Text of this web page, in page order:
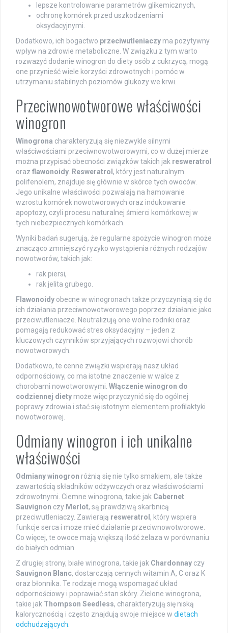
lepsze kontrolowanie parametrów glikemicznych,
ochronę komórek przed uszkodzeniami
oksydacyjnymi.
Dodatkowo, ich bogactwo przeciwutleniaczy ma pozytywny
wpływ na zdrowie metaboliczne. W związku z tym warto
rozważyć dodanie winogron do diety osób z cukrzycą; mogą
one przynieść wiele korzyści zdrowotnych i pomóc w
utrzymaniu stabilnych poziomów glukozy we krwi.
Przeciwnowotworowe właściwości
winogron
Winogrona charakteryzują się niezwykle silnymi
właściwościami przeciwnowotworowymi, co w dużej mierze
można przypisać obecności związków takich jak resweratrol
oraz flawonoidy. Resweratrol , który jest naturalnym
polifenolem, znajduje się głównie w skórce tych owoców.
Jego unikalne właściwości pozwalają na hamowanie
wzrostu komórek nowotworowych oraz indukowanie
apoptozy, czyli procesu naturalnej śmierci komórkowej w
tych niebezpiecznych komórkach.
Wyniki badań sugerują, że regularne spożycie winogron może
znacząco zmniejszyć ryzyko wystąpienia różnych rodzajów
nowotworów, takich jak:
rak piersi,
rak jelita grubego.
Flawonoidy obecne w winogronach także przyczyniają się do
ich działania przeciwnowotworowego poprzez działanie jako
przeciwutleniacze. Neutralizują one wolne rodniki oraz
pomagają redukować stres oksydacyjny – jeden z
kluczowych czynników sprzyjających rozwojowi chorób
nowotworowych.
Dodatkowo, te cenne związki wspierają nasz układ
odpornościowy, co ma istotne znaczenie w walce z
chorobami nowotworowymi. Włączenie winogron do
codziennej diety może więc przyczynić się do ogólnej
poprawy zdrowia i stać się istotnym elementem profilaktyki
nowotworowej.
Odmiany winogron i ich unikalne
właściwości
Odmiany winogron różnią się nie tylko smakiem, ale także
zawartością składników odżywczych oraz właściwościami
zdrowotnymi. Ciemne winogrona, takie jak Cabernet
Sauvignon czy Merlot, są prawdziwą skarbnicą
przeciwutleniaczy. Zawierają resweratrol , który wspiera
funkcje serca i może mieć działanie przeciwnowotworowe.
Co więcej, te owoce mają większą ilość żelaza w porównaniu
do białych odmian.
Z drugiej strony, białe winogrona, takie jak Chardonnay czy
Sauvignon Blanc, dostarczają cennych witamin A, C oraz K
oraz błonnika. Te rodzaje mogą wspomagać układ
odpornościowy i poprawiać stan skóry. Zielone winogrona,
takie jak Thompson Seedless, charakteryzują się niską
kalorycznością i często znajdują swoje miejsce w dietach
odchudzających.